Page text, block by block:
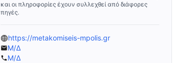
και οι πληροφορίες έχουν συλλεχθεί από διάφορες
πηγές.
https://metakomiseis-mpolis.gr
Μ/Δ
Μ/Δ